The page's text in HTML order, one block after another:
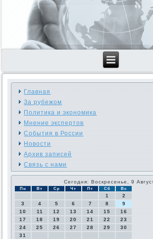
Главная
За рубежом
Политика и экономика
Мнение экспертов
События в России
Новости
Архив записей
Связь с нами
Сегодня: Воскресенье, 9
Пн Вт Ср Чт Пт Сб Вс
1
2
3
4 5 6 7 8
9
10
11 12 13 14 15
16
17
18 19 20 21 22
23
24
25 26 27 28 29
30
31